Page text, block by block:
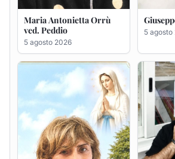
Rosa Maria Usai ved.
D'Attellis
5 agosto 2026
4